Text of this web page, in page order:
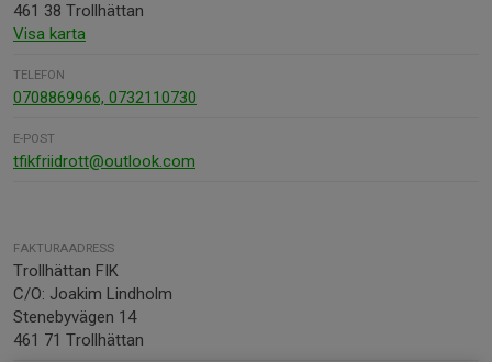
461 38 Trollhättan
Visa karta
TELEFON
0708869966, 0732110730
E-POST
tfikfriidrott@outlook.com
FAKTURAADRESS
Trollhättan FIK
C/O: Joakim Lindholm
Stenebyvägen 14
461 71 Trollhättan